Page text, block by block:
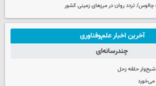
چالوس/ تردد روان در مرزهای زمینی کشور
آخرین اخبار علم‌وفناوری
چندرسانه‌ای
حلقه زحل